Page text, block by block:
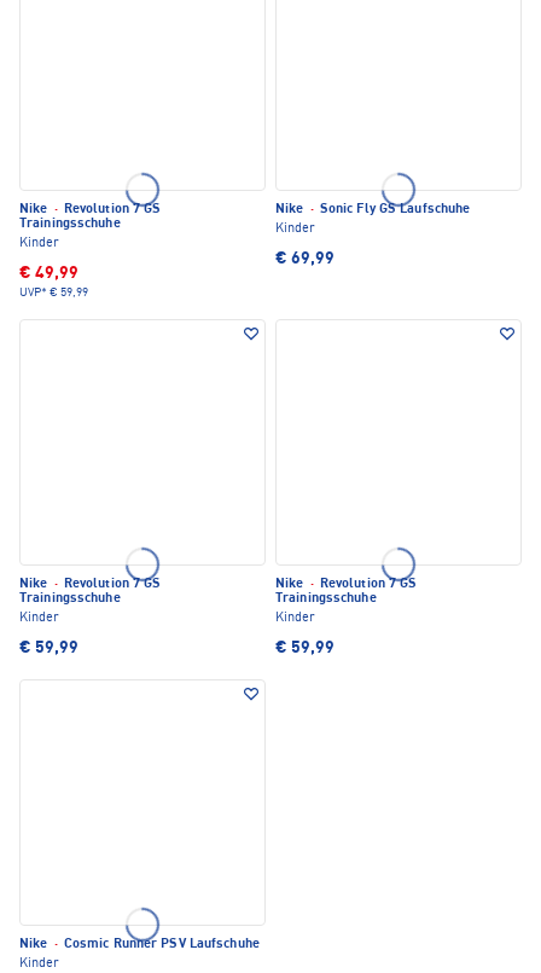
Nike · Revolution 7 GS
Trainingsschuhe
Kinder
€ 49,99
UVP* € 59,99
Nike · Sonic Fly GS Laufschuhe
Kinder
€ 69,99
Nike · Revolution 7 GS
Trainingsschuhe
Kinder
€ 59,99
Nike · Revolution 7 GS
Trainingsschuhe
Kinder
€ 59,99
Nike · Cosmic Runner PSV Laufschuhe
Kinder